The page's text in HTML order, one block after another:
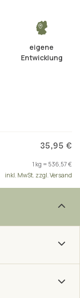
eigene
Entwicklung
35,95 €
1 kg = 536,57 €
inkl. MwSt. zzgl. Versand